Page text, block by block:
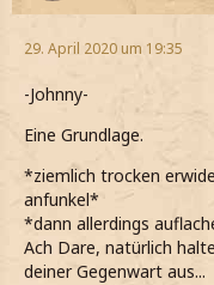
29. April 2020 um 19:35
-Johnny-
Eine Grundlage.
*ziemlich trocken
anfunkel*
*dann allerdings
Ach Dare, natürlich
deiner Gegenwart aus...